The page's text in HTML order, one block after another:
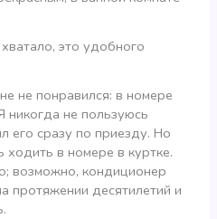
это удобного
не понравился: в номере
никогда не пользуюсь
его сразу по приезду. Но
в номере в куртке.
возможно, кондиционер
протяжении десятилетий и